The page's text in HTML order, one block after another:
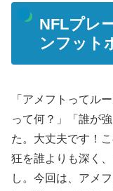
NFLプレ
ンフット
「アメフトってル
って何？」「誰が
た。大丈夫です！
狂を誰よりも深く
し。今回は、アメ